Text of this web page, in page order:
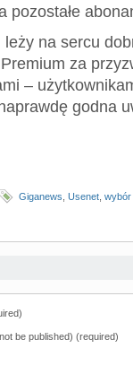
pozostałe
na sercu
za
–
godna
Giganews Usenet wybór
be published) (required)